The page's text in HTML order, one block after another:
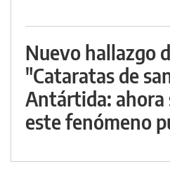
Nuevo hallazgo
"Cataratas de
Antártida: ahora
este fenómeno